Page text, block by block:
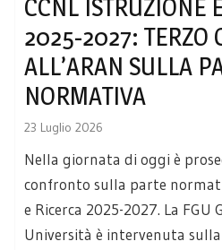
CCNL ISTRUZIONE
2025-2027: TERZO
ALL’ARAN SULLA
NORMATIVA
23 Luglio 2026
Nella giornata di oggi è
confronto sulla parte
e Ricerca 2025-2027. La FGU
Università è intervenuta sulla